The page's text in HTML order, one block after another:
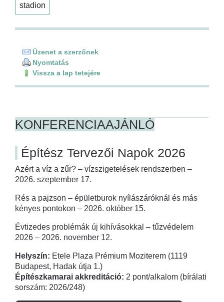
stadion
Üzenet a szerzőnek
Nyomtatás
Vissza a lap tetejére
KONFERENCIAAJÁNLÓ
Építész Tervezői Napok 2026
Azért a víz a zűr? – vízszigetelések rendszerben –
2026. szeptember 17.
Rés a pajzson – épületburok nyílászáróknál és más
kényes pontokon – 2026. október 15.
Évtizedes problémák új kihívásokkal – tűzvédelem
2026 – 2026. november 12.
Helyszín: Etele Plaza Prémium Moziterem (1119
Budapest, Hadak útja 1.)
Építészkamarai akkreditáció: 2 pont/alkalom (bírálati
sorszám: 2026/248)